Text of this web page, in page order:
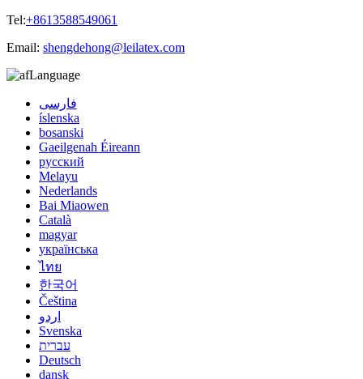
Tel:+8613588549061
Email: shengdehong@leilatex.com
Language
فارسی
íslenska
bosanski
Gaeilgenah Éireann
русский
Melayu
Nederlands
Bai Miaowen
Català
magyar
українська
ไทย
한국어
Čeština
اردو
Svenska
עברית
Deutsch
dansk